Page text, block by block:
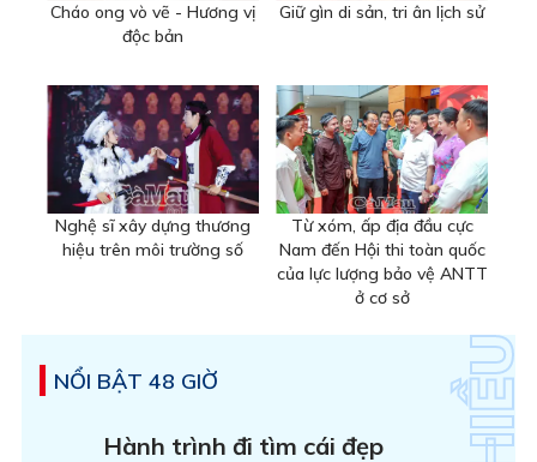
Cháo ong vò vẽ - Hương vị
độc bản
Giữ gìn di sản, tri ân lịch sử
Nghệ sĩ xây dựng thương
hiệu trên môi trường số
Từ xóm, ấp địa đầu cực
Nam đến Hội thi toàn quốc
của lực lượng bảo vệ ANTT
ở cơ sở
NỔI BẬT 48 GIỜ
Hành trình đi tìm cái đẹp